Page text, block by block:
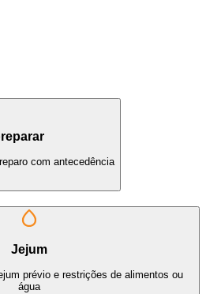
com antecedência
Jejum
prévio e restrições de alimentos ou
água